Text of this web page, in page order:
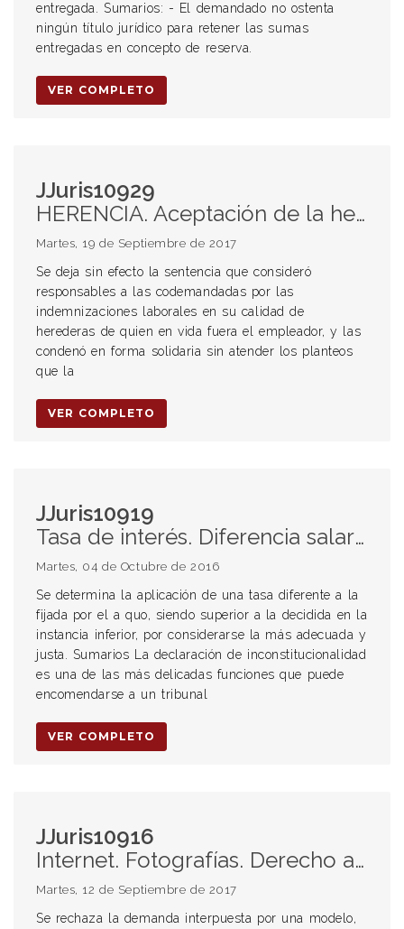
entregada. Sumarios: - El demandado no ostenta
ningún título jurídico para retener las sumas
entregadas en concepto de reserva.
VER COMPLETO
JJuris10929
HERENCIA. Aceptación de la herendia. Beneficio de inventario. Indemnización por despido.
Martes, 19 de Septiembre de 2017
Se deja sin efecto la sentencia que consideró
responsables a las codemandadas por las
indemnizaciones laborales en su calidad de
herederas de quien en vida fuera el empleador, y las
condenó en forma solidaria sin atender los planteos
que la
VER COMPLETO
JJuris10919
Tasa de interés. Diferencia salarial. Comisiones indirectas, directas y por cobranzas. Inconstitucionalidad.
Martes, 04 de Octubre de 2016
Se determina la aplicación de una tasa diferente a la
fijada por el a quo, siendo superior a la decidida en la
instancia inferior, por considerarse la más adecuada y
justa. Sumarios La declaración de inconstitucionalidad
es una de las más delicadas funciones que puede
encomendarse a un tribunal
VER COMPLETO
JJuris10916
Internet. Fotografías. Derecho a la imagen. Responsabilidad.
Martes, 12 de Septiembre de 2017
Se rechaza la demanda interpuesta por una modelo,